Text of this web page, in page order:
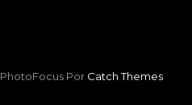
PhotoFocus Por Catch Themes